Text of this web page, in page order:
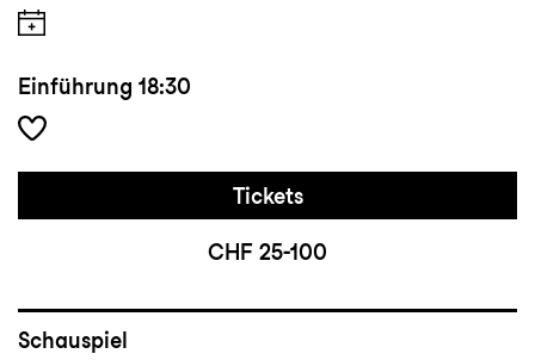
Einführung 18:30
Tickets
CHF 25-100
Schauspiel